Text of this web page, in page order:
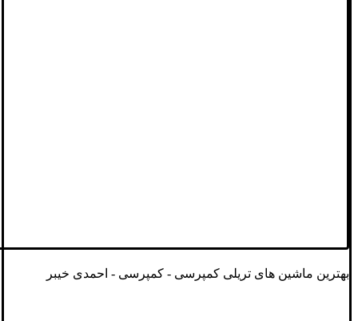
بهترین ماشین های تریلی کمپرسی - کمپرسی - احمدی خیبر